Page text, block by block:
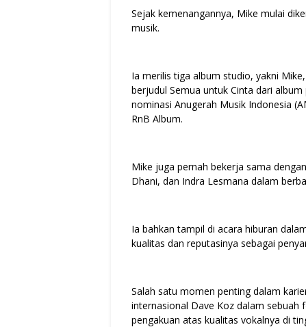
Sejak kemenangannya, Mike mulai
musik.
Ia merilis tiga album studio, yakni
berjudul Semua untuk Cinta dari
nominasi Anugerah Musik Indonesia
RnB Album.
Mike juga pernah bekerja sama
Dhani, dan Indra Lesmana dalam
Ia bahkan tampil di acara hiburan
kualitas dan reputasinya sebagai
Salah satu momen penting dalam
internasional Dave Koz dalam sebuah
pengakuan atas kualitas vokalnya di